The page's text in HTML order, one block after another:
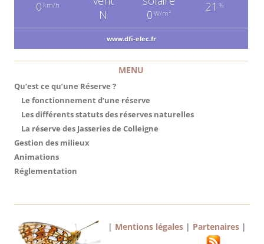
0 km/h
N 0 W/m² 21 %
www.dfi-elec.fr
MENU
Qu’est ce qu’une Réserve ?
Le fonctionnement d’une réserve
Les différents statuts des réserves naturelles
La réserve des Jasseries de Colleigne
Gestion des milieux
Animations
Réglementation
| Mentions légales | Partenaires |